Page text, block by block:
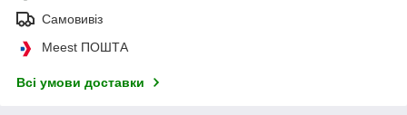
Самовивіз
Meest ПОШТА
Всі умови доставки